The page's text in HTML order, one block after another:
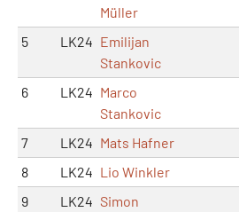
Müller
5 LK24 Emilijan
Stankovic
6 LK24 Marco
Stankovic
7 LK24 Mats Hafner
8
LK24 Lio Winkler
9
LK24 Simon